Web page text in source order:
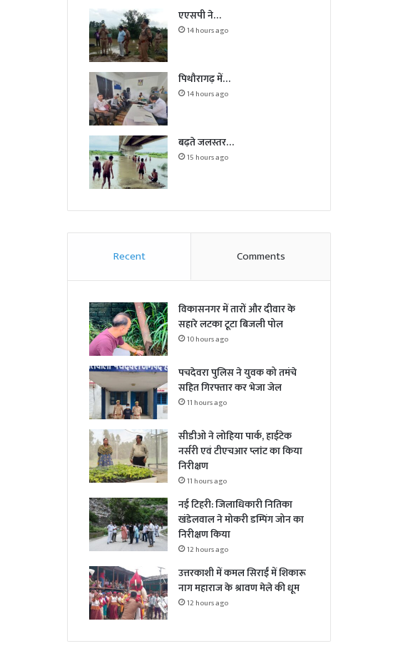
एएसपी ने…
14 hours ago
पिथौरागढ़ में…
14 hours ago
बढ़ते जलस्तर…
15 hours ago
Recent Comments
विकासनगर में तारों और दीवार के
सहारे लटका टूटा बिजली पोल
10 hours ago
पचदेवरा पुलिस ने युवक को तमंचे
सहित गिरफ्तार कर भेजा जेल
11 hours ago
सीडीओ ने लोहिया पार्क, हाईटेक
नर्सरी एवं टीएचआर प्लांट का किया
निरीक्षण
11 hours ago
नई टिहरी: जिलाधिकारी नितिका
खंडेलवाल ने मोकरी डम्पिंग जोन का
निरीक्षण किया
12 hours ago
उत्तरकाशी में कमल सिराईं में शिकारू
नाग महाराज के श्रावण मेले की धूम
12 hours ago